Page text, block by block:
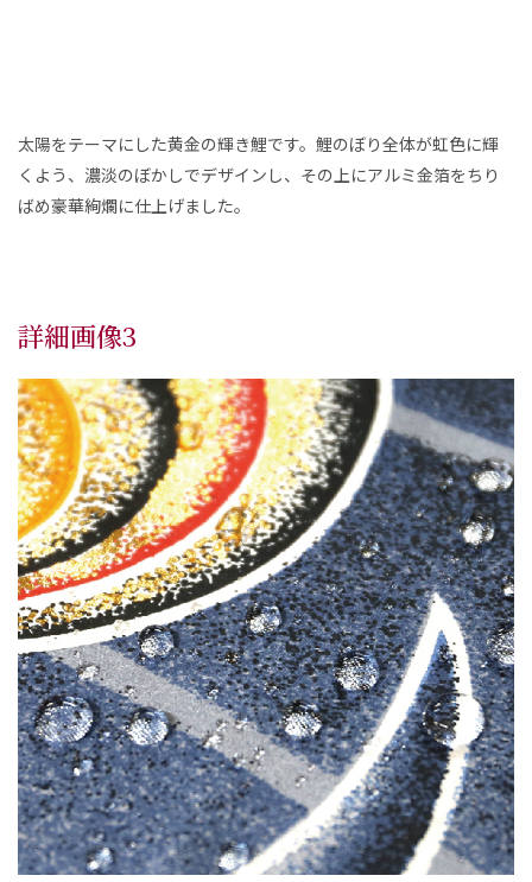
太陽をテーマにした黄金の輝き鯉です。鯉のぼり全体が虹色に輝
くよう、濃淡のぼかしでデザインし、その上にアルミ金箔をちり
ばめ豪華絢爛に仕上げました。
詳細画像3